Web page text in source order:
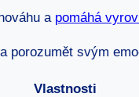
a pomáhá
porozumět svým
Vlastnosti